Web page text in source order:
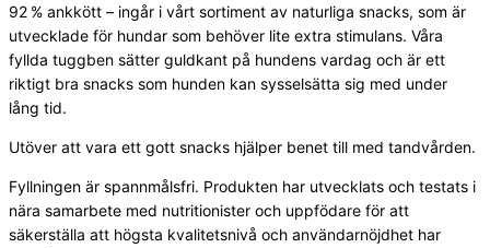
92 % ankkött – ingår i vårt sortiment av naturliga snacks, som är
utvecklade för hundar som behöver lite extra stimulans. Våra
fyllda tuggben sätter guldkant på hundens vardag och är ett
riktigt bra snacks som hunden kan sysselsätta sig med under
lång tid.
Utöver att vara ett gott snacks hjälper benet till med tandvården.
Fyllningen är spannmålsfri. Produkten har utvecklats och testats i
nära samarbete med nutritionister och uppfödare för att
säkerställa att högsta kvalitetsnivå och användarnöjdhet har